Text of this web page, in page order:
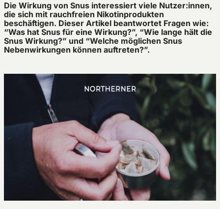
Die Wirkung von Snus interessiert viele Nutzer:innen,
die sich mit rauchfreien Nikotinprodukten
beschäftigen. Dieser Artikel beantwortet Fragen wie:
“Was hat Snus für eine Wirkung?”, “Wie lange hält die
Snus Wirkung?” und “Welche möglichen Snus
Nebenwirkungen können auftreten?”.